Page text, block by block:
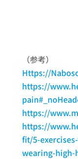
（参考）
Https://
https://
https://
https://
fit/5-
wearing-high-